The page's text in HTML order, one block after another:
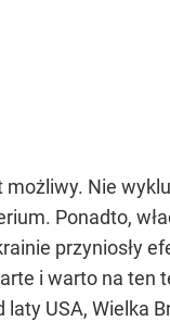
Nie
Ponadto,
przyniosły
i warto na
USA, Wielka